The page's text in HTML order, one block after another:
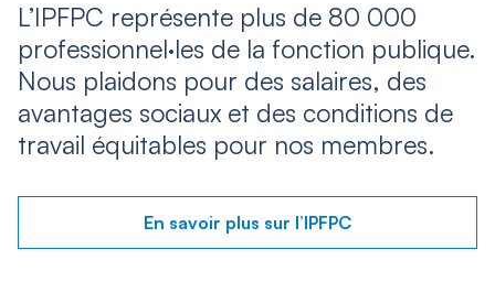
L’IPFPC représente plus de 80 000
professionnel·les de la fonction publique.
Nous plaidons pour des salaires, des
avantages sociaux et des conditions de
travail équitables pour nos membres.
En savoir plus sur l’IPFPC